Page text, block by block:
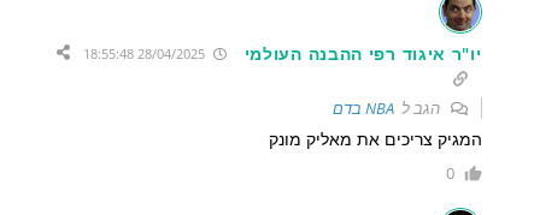
יו"ר איגוד רפי ההבנה העולמי 28/04/2025 18:55:48
הגב לNBA בדם
המגיק צריכים את מאליק מונק
0